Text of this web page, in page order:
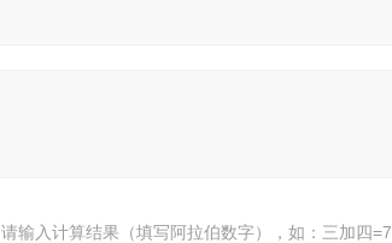
请输入计算结果（填写阿拉伯数字），如：三加四=7